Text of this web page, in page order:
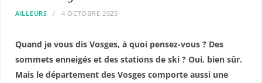
AILLEURS 4 OCTOBRE 2025
Quand je vous dis Vosges, à quoi pensez-vous ? Des
sommets enneigés et des stations de ski ? Oui, bien sûr.
Mais le département des Vosges comporte aussi une